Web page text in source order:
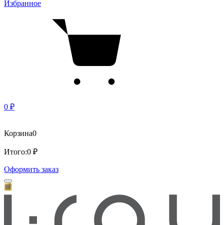
Избранное
0 ₽
Корзина0
Итого:0 ₽
Оформить заказ